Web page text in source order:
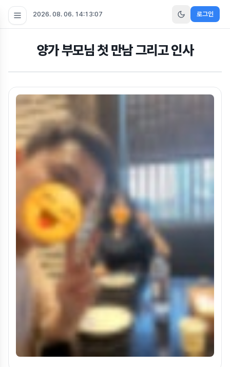
2026. 08. 06. 14:13:08 로그인
양가 부모님 첫 만남 그리고 인사